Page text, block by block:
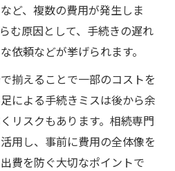
らすための相談先選び方
相続するコツ
で進める際の費用注意点
専門家相談がポイント
額化しやすい場面の対策
きる家相続無料相談とは
ルを避けるポイント解説
ど、複数の費用が発生しま
む原因として、手続きの遅れ
依頼などが挙げられます。
揃えることで一部のコストを
による手続きミスは後から余
リスクもあります。相続専門
用し、事前に費用の全体像を
費を防ぐ大切なポイントで